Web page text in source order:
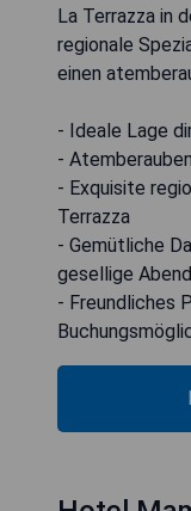
La Terrazza in
regionale
einen
- Ideale Lage
-
- Exquisite
Terrazza
- Gemütliche
gesellige
- Freundliches